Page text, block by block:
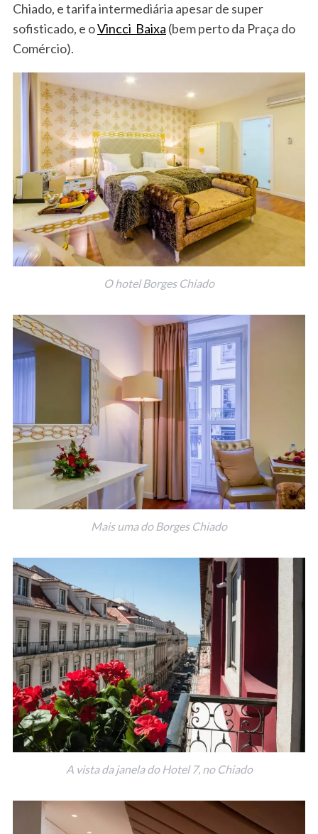
Chiado, e tarifa intermediária apesar de super
sofisticado, e oVincci Baixa (bem perto da Praça do
Comércio).
O hotel Borges Chiado
Mais uma do Borges Chiado
A vista da janela do Hotel 7, no Chiado